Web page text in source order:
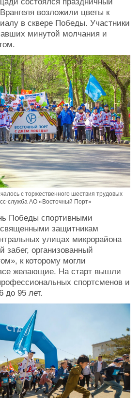
Флот
Галерея флота
Форум
Все службы
возложили цветы к
в сквере Победы. Участники
минутой молчания и
с торжественного шествия трудовых
служба АО «Восточный Порт»
Победы спортивными
защитникам
улицах микрорайона
забег, организованный
к которому могли
желающие. На старт вышли
спортсменов и
до 95 лет.